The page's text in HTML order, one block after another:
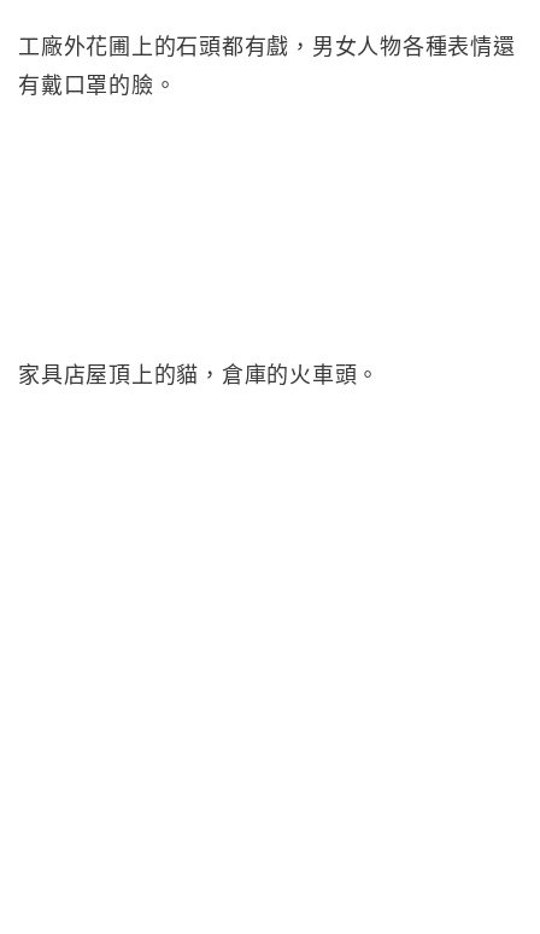
工廠外花圃上的石頭都有戲，男女人物各種表情還
有戴口罩的臉。
家具店屋頂上的貓，倉庫的火車頭。